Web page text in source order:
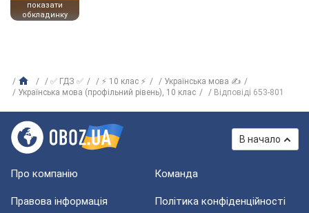
показати
обкладинку
✅ ГДЗ ✅ ⚡ 10 клас ⚡
Українська мова ✍
Українська мова (профільний рівень), 10 клас
Відповіді 653-801
В начало
Про компанію Команда
Правова інформація Політика конфіденційності